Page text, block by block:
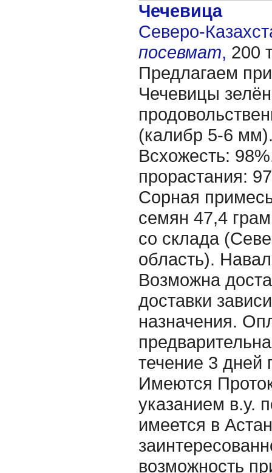
Чечевица
Северо-
посевмат, 200
Предлагаем
Чечевицы
(калибр 5-6
Всхожесть:
прорастания:
Сорная
семян 47,4
со склада
область).
Возможна
доставки
назначения.
течение 3 дней
Имеются
указанием в.у.
имеется в
возможность